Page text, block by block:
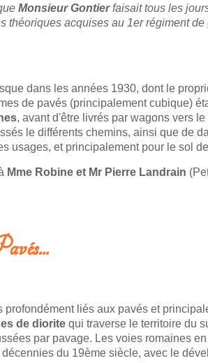
Monsieur Gontierfaisait tous les
acquises au 1er régiment
dans les années 1930, dont le
de pavés (principalement cubique)
, avant d'être livrés par wagons vers
le différents chemins, ainsi que de
usages, et principalement pour le sol
Mme Robine et Mr Pierre Landrain
profondément liés aux pavés et
de diorite qui traverse le territoire du
par pavage. Les voies romaines
du 19ème siècle, avec le